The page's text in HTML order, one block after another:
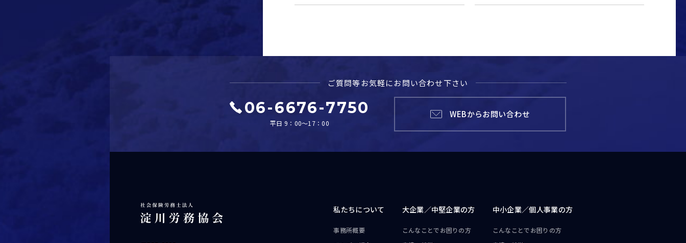
ご質問等お気軽にお問い合わせ下さい
06-6676-7750
平日 9：00～17：00
WEBからお問い合わせ
私たちについて
事務所概要
大企業／中堅企業の方
こんなことでお困りの方
中小企業／個人事業の方
こんなことでお困りの方